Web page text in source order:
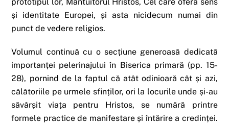
și identitate Europei, și asta nicidecum numai din
punct de vedere religios.
Volumul continuă cu o secțiune generoasă dedicată
importanței pelerinajului în Biserica primară (pp. 15-
28), pornind de la faptul că atât odinioară cât și azi,
călătoriile pe urmele sfinților, ori la locurile unde și-au
săvârșit viața pentru Hristos, se numără printre
formele practice de manifestare și întărire a credinței.